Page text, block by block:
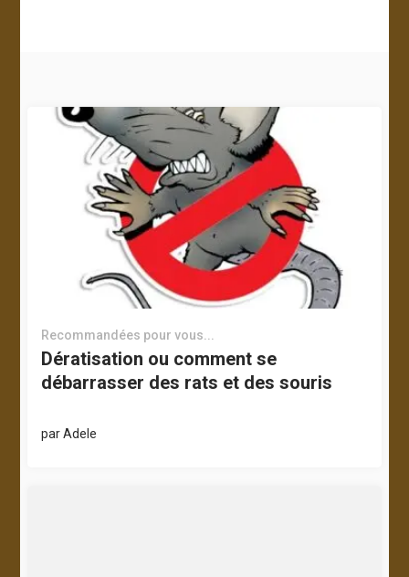
Recommandées pour vous...
Dératisation ou comment se
débarrasser des rats et des souris
parAdele